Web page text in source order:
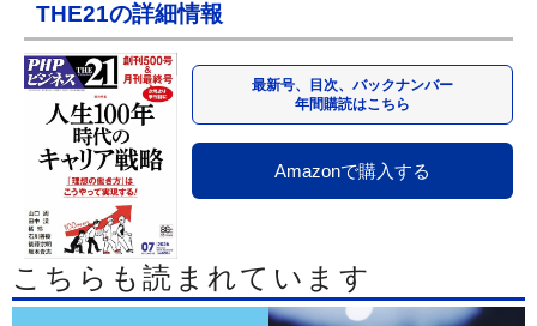
THE21の詳細情報
最新号、目次、バックナンバー
年間購読はこちら
Amazonで購入する
こちらも読まれています